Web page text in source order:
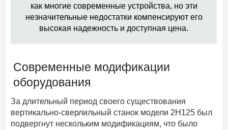
как многие современные устройства, но эти
незначительные недостатки компенсируют его
высокая надежность и доступная цена.
Современные модификации
оборудования
За длительный период своего существования
вертикально-сверлильный станок модели 2Н125 был
подвергнут нескольким модификациям, что было